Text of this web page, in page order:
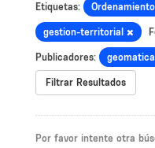
Etiquetas:
gestion-territorial
Publicadores: geomatica
Filtrar Resultados
Por favor intente otra